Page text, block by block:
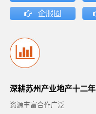
企服圈
深耕苏州产业地产十二年
资源丰富合作广泛